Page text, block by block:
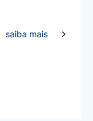
saiba mais